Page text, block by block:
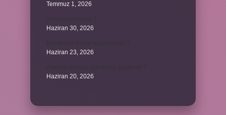
Temmuz 1, 2026
Haziran 30, 2026
Haziran 23, 2026
Haziran 20, 2026